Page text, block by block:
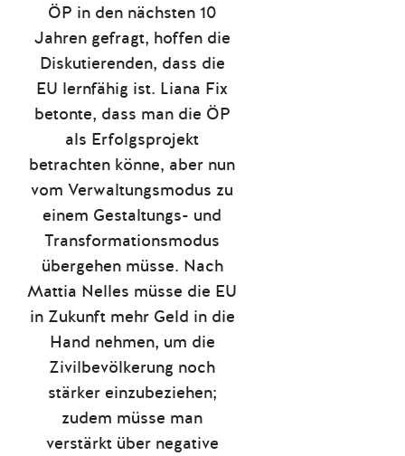
ÖP in den nächsten 10
Jahren gefragt, hoffen die
Diskutierenden, dass die
EU lernfähig ist. Liana Fix
betonte, dass man die ÖP
als Erfolgsprojekt
betrachten könne, aber nun
vom Verwaltungsmodus zu
einem Gestaltungs- und
Transformationsmodus
übergehen müsse. Nach
Mattia Nelles müsse die EU
in Zukunft mehr Geld in die
Hand nehmen, um die
Zivilbevölkerung noch
stärker einzubeziehen;
zudem müsse man
verstärkt über negative